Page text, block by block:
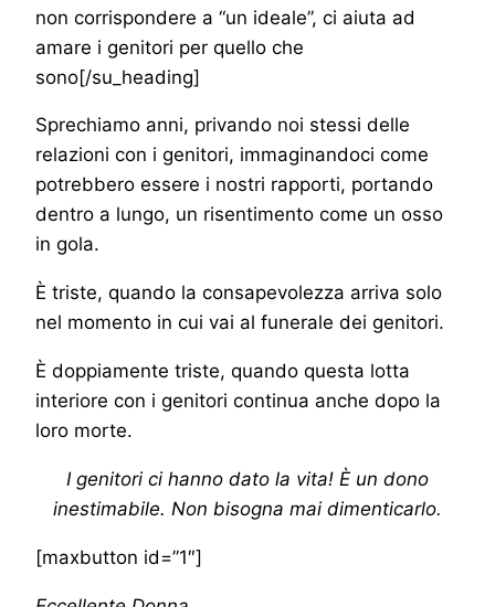
non corrispondere a “un ideale”, ci aiuta ad
amare i genitori per quello che
sono[/su_heading]
Sprechiamo anni, privando noi stessi delle
relazioni con i genitori, immaginandoci come
potrebbero essere i nostri rapporti, portando
dentro a lungo, un risentimento come un osso
in gola.
È triste, quando la consapevolezza arriva solo
nel momento in cui vai al funerale dei genitori.
È doppiamente triste, quando questa lotta
interiore con i genitori continua anche dopo la
loro morte.
I genitori ci hanno dato la vita! È un dono
inestimabile. Non bisogna mai dimenticarlo.
[maxbutton id=”1″]